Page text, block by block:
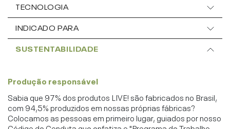
TECNOLOGIA
INDICADO PARA
SUSTENTABILIDADE
Produção responsável
Sabia que 97% dos produtos LIVE! são fabricados no Brasil,
com 94,5% produzidos em nossas próprias fábricas?
Colocamos as pessoas em primeiro lugar, guiados por nosso